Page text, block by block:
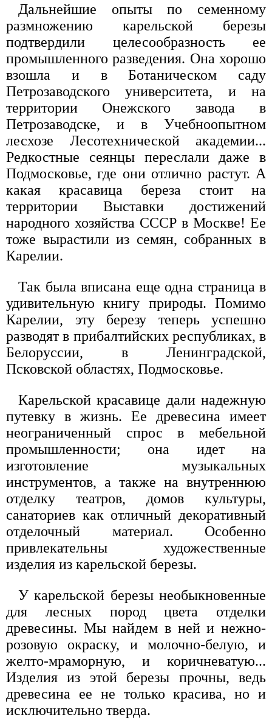
Дальнейшие опыты по семенному
размножению карельской березы
подтвердили целесообразность ее
промышленного разведения. Она хорошо
взошла и в Ботаническом саду
Петрозаводского университета, и на
территории Онежского завода в
Петрозаводске, и в Учебноопытном
лесхозе Лесотехнической академии...
Редкостные сеянцы переслали даже в
Подмосковье, где они отлично растут. А
какая красавица береза стоит на
территории Выставки достижений
народного хозяйства СССР в Москве! Ее
тоже вырастили из семян, собранных в
Карелии.
Так была вписана еще одна страница в
удивительную книгу природы. Помимо
Карелии, эту березу теперь успешно
разводят в прибалтийских республиках, в
Белоруссии, в Ленинградской,
Псковской областях, Подмосковье.
Карельской красавице дали надежную
путевку в жизнь. Ее древесина имеет
неограниченный спрос в мебельной
промышленности; она идет на
изготовление музыкальных
инструментов, а также на внутреннюю
отделку театров, домов культуры,
санаториев как отличный декоративный
отделочный материал. Особенно
привлекательны художественные
изделия из карельской березы.
У карельской березы необыкновенные
для лесных пород цвета отделки
древесины. Мы найдем в ней и нежно-
розовую окраску, и молочно-белую, и
желто-мраморную, и коричневатую...
Изделия из этой березы прочны, ведь
древесина ее не только красива, но и
исключительно тверда.